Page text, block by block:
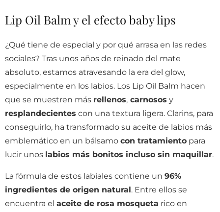
Lip Oil Balm y el efecto baby lips
¿Qué tiene de especial y por qué arrasa en las redes
sociales? Tras unos años de reinado del mate
absoluto, estamos atravesando la era del glow,
especialmente en los labios. Los Lip Oil Balm hacen
que se muestren más rellenos, carnosos y
resplandecientes con una textura ligera. Clarins, para
conseguirlo, ha transformado su aceite de labios más
emblemático en un bálsamo con tratamiento para
lucir unos labios más bonitos incluso sin maquillar.
La fórmula de estos labiales contiene un 96%
ingredientes de origen natural. Entre ellos se
encuentra el aceite de rosa mosqueta rico en